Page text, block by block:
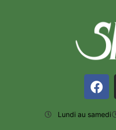
Lundi au samedi